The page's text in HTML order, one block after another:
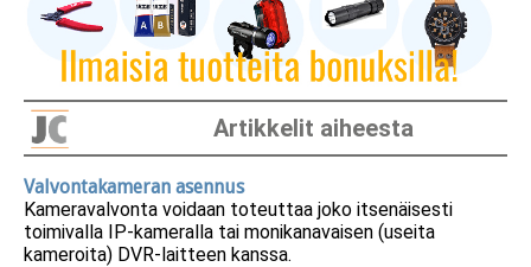
Artikkelit aiheesta
Valvontakameran asennus
Kameravalvonta voidaan toteuttaa joko itsenäisesti
toimivalla IP-kameralla tai monikanavaisen (useita
kameroita) DVR-laitteen kanssa.